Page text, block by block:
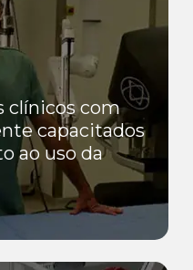
clínicos com
capacitados
ao uso da